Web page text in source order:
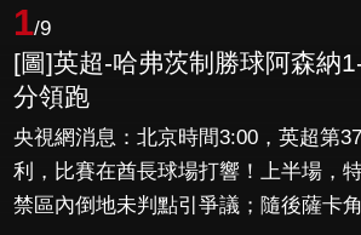
1/9
[圖]英超-哈弗茨制勝球阿森納
分領跑
央視網消息：北京時間3:00，英超第
利，比賽在酋長球場打響！上半場，
禁區內倒地未判點引爭議；隨後薩卡